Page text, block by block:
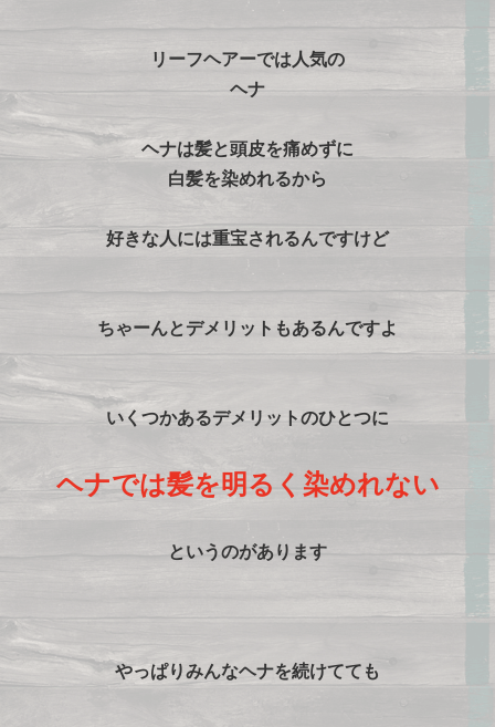
リーフヘアーでは人気の
ヘナ
ヘナは髪と頭皮を痛めずに
白髪を染めれるから
好きな人には重宝されるんですけど
ちゃーんとデメリットもあるんですよ
いくつかあるデメリットのひとつに
ヘナでは髪を明るく染めれない
というのがあります
やっぱりみんなヘナを続けてても